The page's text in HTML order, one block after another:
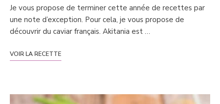
Je vous propose de terminer cette année de recettes par
une note d’exception. Pour cela, je vous propose de
découvrir du caviar français. Akitania est …
VOIR LA RECETTE